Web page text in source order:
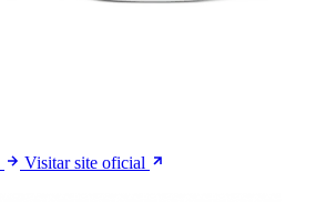
Visitar site oficial